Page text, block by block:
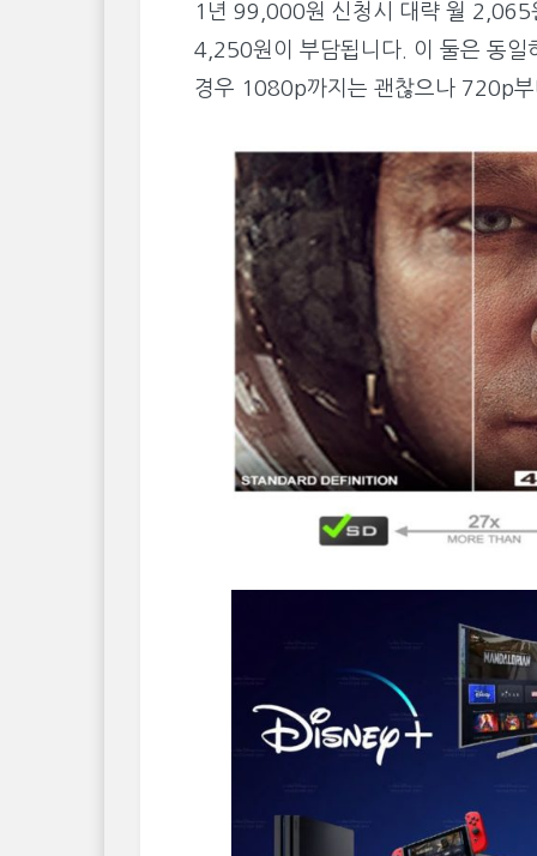
1년 99,000원 신청시 대략 월 2,065
4,250원이 부담됩니다. 이 둘은 동일
경우 1080p까지는 괜찮으나 720p부